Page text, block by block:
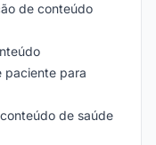
de conteúdo
paciente para
de saúde